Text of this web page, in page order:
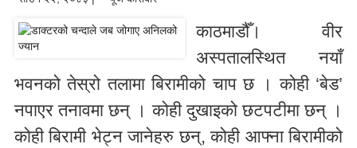
काठमाडौँ। वीर
अस्पतालस्थित नयाँ
भवनको तेस्रो तलामा बिरामीको चाप छ । कोही ‘बेड’
नपाएर तनावमा छन् । कोही दुखाइको छटपटीमा छन् ।
कोही बिरामी भेट्न जानेहरु छन्, कोही आफ्ना बिरामीको